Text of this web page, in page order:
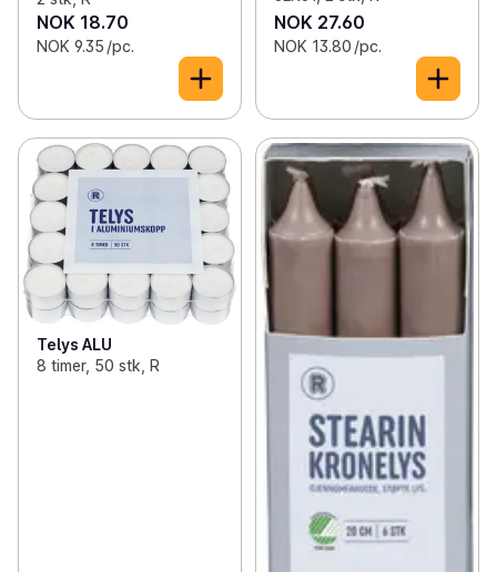
NOK 18.70
NOK 9.35 /pc.
NOK 27.60
NOK 13.80 /pc.
Telys ALU
8 timer, 50 stk, R